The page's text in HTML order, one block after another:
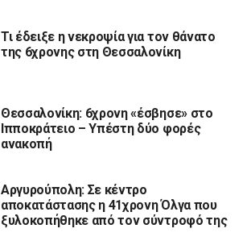
Τι έδειξε η νεκροψία για τον θάνατο
της 6χρονης στη Θεσσαλονίκη
Θεσσαλονίκη: 6χρονη «έσβησε» στο
Ιπποκράτειο – Υπέστη δύο φορές
ανακοπή
Αργυρούπολη: Σε κέντρο
αποκατάστασης η 41χρονη Όλγα που
ξυλοκοπήθηκε από τον σύντροφό της